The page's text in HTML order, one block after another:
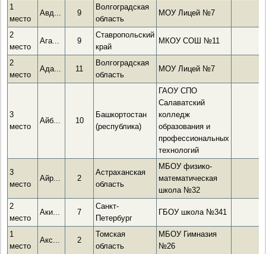
1
место
Авд... 9
Волгоградская
область
МОУ Лицей №7
2
место
Ага... 9
Ставропольский
край
МКОУ СОШ №11
2
место
Ада... 11
Волгоградская
область
МОУ Лицей №7
3
место
Айб... 10
Башкортостан
(республика)
ГАОУ СПО
Салаватский
колледж
образования и
профессиональных
технологий
3
место
Айр... 2
Астраханская
область
МБОУ физико-
математическая
школа №32
2
место
Аки... 7
Санкт-
Петербург
ГБОУ школа №341
1
место
Акс... 2
Томская
область
МБОУ Гимназия
№26